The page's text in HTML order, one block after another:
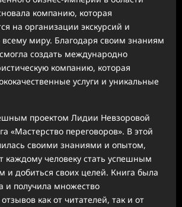
компанию, которая
на организации экскурсий и
всему миру. Благодаря своим знаниям
создать международно
компанию, которая
услуги и уникальные
проектом Лидии Невзоровой
«Мастерство переговоров». В этой
своими знаниями и опытом,
каждому человеку стать успешным
и добиться своих целей. Книга была
и получила множество
как от читателей, так и от